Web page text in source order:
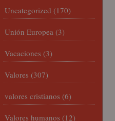
Uncategorized (170)
Unión Europea (3)
Vacaciones (3)
Valores (307)
valores cristianos (6)
Valores humanos (12)